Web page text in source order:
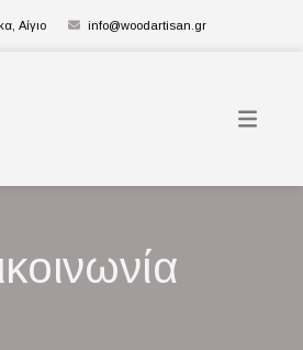
Αίγιο info@woodartisan.gr